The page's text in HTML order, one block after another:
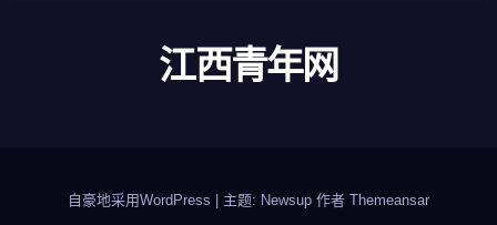
江西青年网
自豪地采用WordPress 主题: Newsup 作者 Themeansar